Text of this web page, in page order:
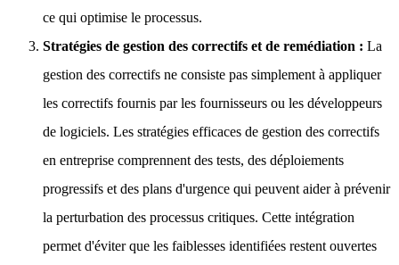
ce qui optimise le processus.
Stratégies de gestion des correctifs et de remédiation : La
gestion des correctifs ne consiste pas simplement à appliquer
les correctifs fournis par les fournisseurs ou les développeurs
de logiciels. Les stratégies efficaces de gestion des correctifs
en entreprise comprennent des tests, des déploiements
progressifs et des plans d'urgence qui peuvent aider à prévenir
la perturbation des processus critiques. Cette intégration
permet d'éviter que les faiblesses identifiées restent ouvertes